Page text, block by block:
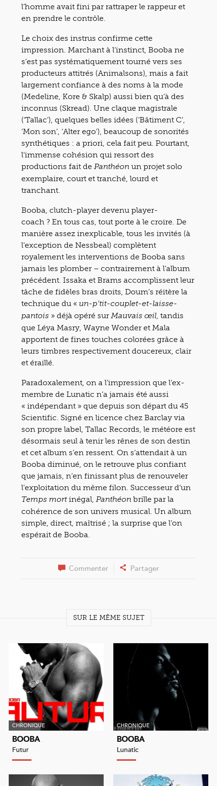
l’homme avait fini par rattraper le rappeur et
en prendre le contrôle.
Le choix des instrus confirme cette
impression. Marchant à l’instinct, Booba ne
s’est pas systématiquement tourné vers ses
producteurs attitrés (Animalsons), mais a fait
largement confiance à des noms à la mode
(Medeline, Kore & Skalp) aussi bien qu’à des
inconnus (Skread). Une claque magistrale
(‘Tallac’), quelques belles idées (‘Bâtiment C’,
‘Mon son’, ‘Alter ego’), beaucoup de sonorités
synthétiques : a priori, cela fait peu. Pourtant,
l’immense cohésion qui ressort des
productions fait de Panthéon un projet solo
exemplaire, court et tranché, lourd et
tranchant.
Booba, clutch-player devenu player-
coach ? En tous cas, tout porte à le croire. De
manière assez inexplicable, tous les invités (à
l’exception de Nessbeal) complètent
royalement les interventions de Booba sans
jamais les plomber – contrairement à l’album
précédent. Issaka et Brams accomplissent leur
tâche de fidèles bras droits, Doum’s réitère la
technique du « un-p’tit-couplet-et-laisse-
pantois » déjà opéré surMauvais œil , tandis
que Léya Masry, Wayne Wonder et Mala
apportent de fines touches colorées grâce à
leurs timbres respectivement doucereux, clair
et éraillé.
Paradoxalement, on a l’impression que l’ex-
membre de Lunatic n’a jamais été aussi
« indépendant » que depuis son départ du 45
Scientific. Signé en licence chez Barclay via
son propre label, Tallac Records, le météore est
désormais seul à tenir les rênes de son destin
et cet album s’en ressent. On s’attendait à un
Booba diminué, on le retrouve plus confiant
que jamais, n’en finissant plus de renouveler
l’exploitation du même filon. Successeur d’un
Temps mortinégal, Panthéon brille par la
cohérence de son univers musical. Un album
simple, direct, maîtrisé ; la surprise que l’on
espérait de Booba.
Commenter Partager
SUR LE MÊME SUJET
CHRONIQUE
BOOBA
Futur
CHRONIQUE
BOOBA
Lunatic